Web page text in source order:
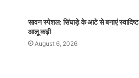
सावन स्पेशल: सिंघाड़े के आटे से बनाएं स्वादिष्ट
आलू कढ़ी
August 6, 2026